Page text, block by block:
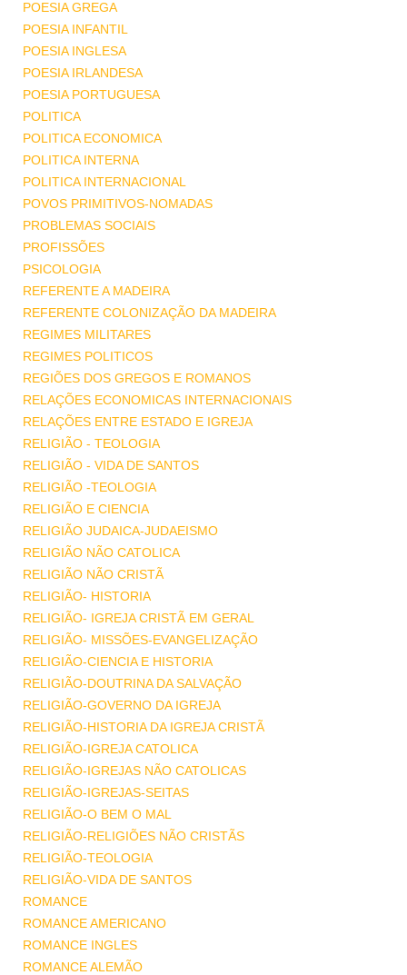
POESIA GREGA
POESIA INFANTIL
POESIA INGLESA
POESIA IRLANDESA
POESIA PORTUGUESA
POLITICA
POLITICA ECONOMICA
POLITICA INTERNA
POLITICA INTERNACIONAL
POVOS PRIMITIVOS-NOMADAS
PROBLEMAS SOCIAIS
PROFISSÕES
PSICOLOGIA
REFERENTE A MADEIRA
REFERENTE COLONIZAÇÃO DA MADEIRA
REGIMES MILITARES
REGIMES POLITICOS
REGIÕES DOS GREGOS E ROMANOS
RELAÇÕES ECONOMICAS INTERNACIONAIS
RELAÇÕES ENTRE ESTADO E IGREJA
RELIGIÃO - TEOLOGIA
RELIGIÃO - VIDA DE SANTOS
RELIGIÃO -TEOLOGIA
RELIGIÃO E CIENCIA
RELIGIÃO JUDAICA-JUDAEISMO
RELIGIÃO NÃO CATOLICA
RELIGIÃO NÃO CRISTÃ
RELIGIÃO- HISTORIA
RELIGIÃO- IGREJA CRISTÃ EM GERAL
RELIGIÃO- MISSÕES-EVANGELIZAÇÃO
RELIGIÃO-CIENCIA E HISTORIA
RELIGIÃO-DOUTRINA DA SALVAÇÃO
RELIGIÃO-GOVERNO DA IGREJA
RELIGIÃO-HISTORIA DA IGREJA CRISTÃ
RELIGIÃO-IGREJA CATOLICA
RELIGIÃO-IGREJAS NÃO CATOLICAS
RELIGIÃO-IGREJAS-SEITAS
RELIGIÃO-O BEM O MAL
RELIGIÃO-RELIGIÕES NÃO CRISTÃS
RELIGIÃO-TEOLOGIA
RELIGIÃO-VIDA DE SANTOS
ROMANCE
ROMANCE AMERICANO
ROMANCE INGLES
ROMANCE ALEMÃO